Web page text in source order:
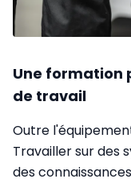
Une formation
de travail
Outre
Travailler sur des
des